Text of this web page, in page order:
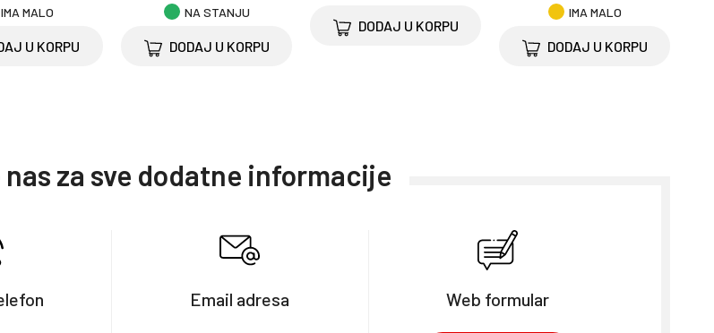
IMA MALO
U KORPU
NA STANJU
DODAJ U KORPU
DODAJ U KORPU
IMA MALO
DODAJ U KORPU
za sve dodatne informacije
Email adresa Web formular